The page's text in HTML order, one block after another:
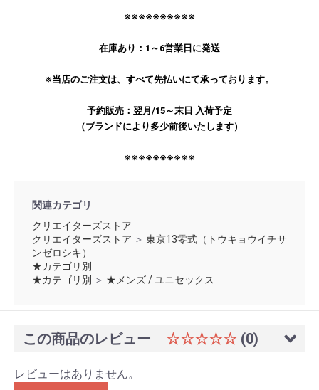
※※※※※※※※※※
在庫あり：1～6営業日に発送
※当店のご注文は、すべて先払いにて承っております。
予約販売：翌月/15～末日 入荷予定
（ブランドにより多少前後いたします）
※※※※※※※※※※
関連カテゴリ
クリエイターズストア
クリエイターズストア ＞ 東京13零式（トウキョウイチサ
ンゼロシキ）
★カテゴリ別
★カテゴリ別 ＞ ★メンズ / ユニセックス
この商品のレビュー ☆☆☆☆☆ (0)
レビューはありません。